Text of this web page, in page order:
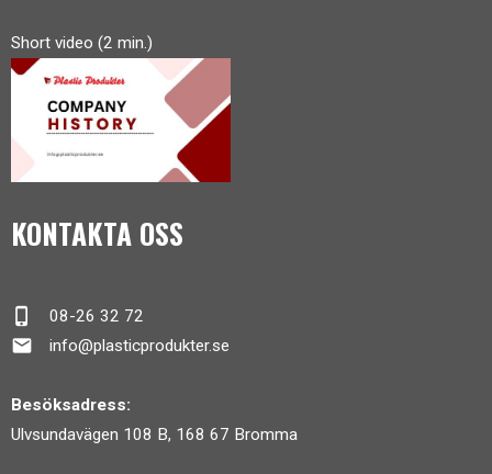
Short video (2 min.)
KONTAKTA OSS
phone_iphone 08-26 32 72
mail info@plasticprodukter.se
Besöksadress:
Ulvsundavägen 108 B, 168 67 Bromma